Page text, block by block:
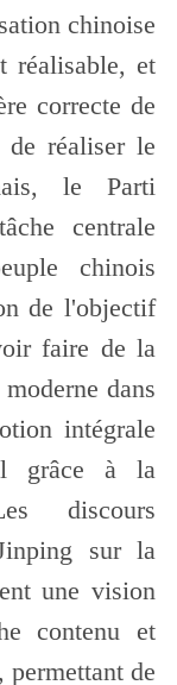
chinoise
réalisable, et
correcte de
de réaliser le
le Parti
centrale
chinois
de l'objectif
faire de la
dans
intégrale
grâce à la
discours
sur la
une vision
contenu et
permettant de